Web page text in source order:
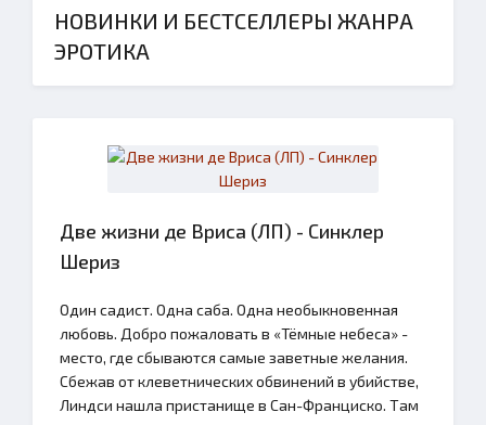
НОВИНКИ И БЕСТСЕЛЛЕРЫ ЖАНРА
ЭРОТИКА
Две жизни де Вриса (ЛП) - Синклер
Шериз
Один садист. Одна саба. Одна необыкновенная
любовь. Добро пожаловать в «Тёмные небеса» -
место, где сбываются самые заветные желания.
Сбежав от клеветнических обвинений в убийстве,
Линдси нашла пристанище в Сан-Франциско. Там